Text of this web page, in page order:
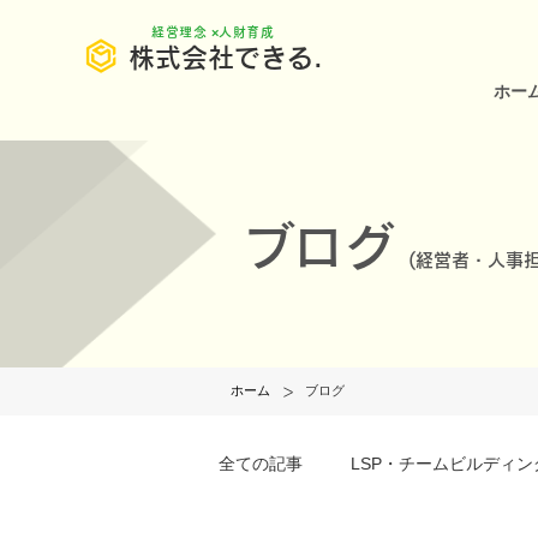
株式会社できる.
​経営理念 ×人財育成
ホー
ブログ (経営者・人事
ホーム > ブログ
全ての記事 LSP・チームビルディン